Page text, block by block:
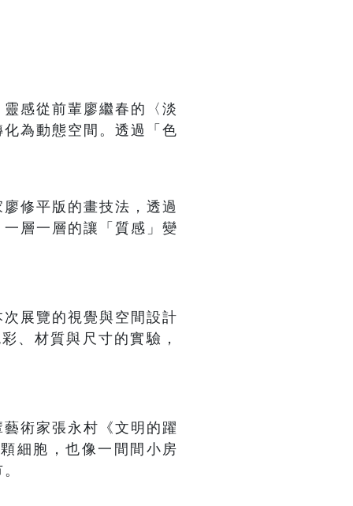
感從前輩廖繼春的〈淡
為動態空間。透過「色
修平版的畫技法，透過
層一層的讓「質感」變
展覽的視覺與空間設計
、材質與尺寸的實驗，
術家張永村《文明的躍
細胞，也像一間間小房